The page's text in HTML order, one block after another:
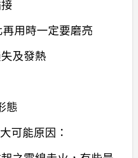
用時一定要磨亮
及發熱
態
可能原因：